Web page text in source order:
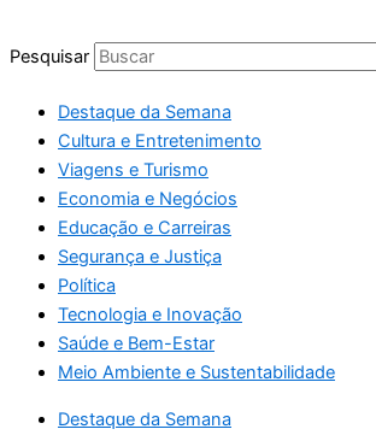
Pesquisar
Destaque da Semana
Cultura e Entretenimento
Viagens e Turismo
Economia e Negócios
Educação e Carreiras
Segurança e Justiça
Política
Tecnologia e Inovação
Saúde e Bem-Estar
Meio Ambiente e Sustentabilidade
Destaque da Semana